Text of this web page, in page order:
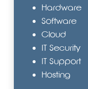
Hardware
Software
Cloud
IT Security
IT Support
Hosting